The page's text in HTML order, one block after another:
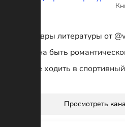
Шедевры литературы от
должна быть
лучше ходить в
Просмотреть